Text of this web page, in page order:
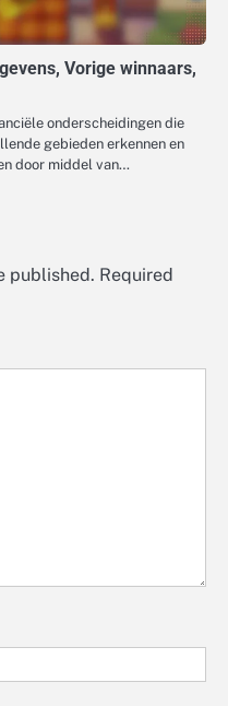
Vorige winnaars,
onderscheidingen die
gebieden erkennen en
door middel van…
published. Required